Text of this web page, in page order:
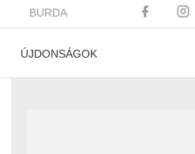
BURDA
ÚJDONSÁGOK